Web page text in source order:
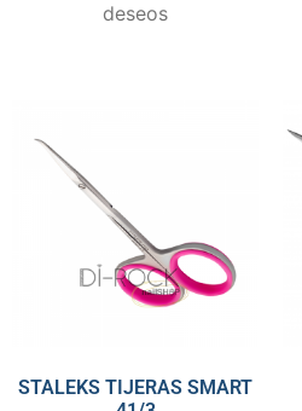
deseos
STALEKS TIJERAS SMART